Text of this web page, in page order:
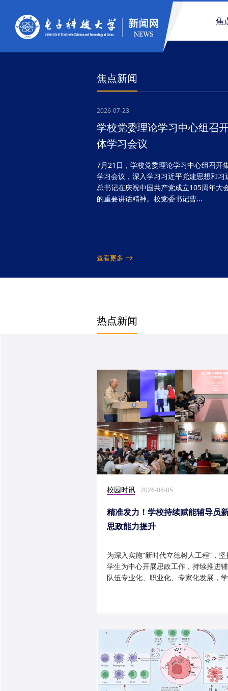
焦
焦点新闻
2026-07-23
学校党委理论学习中心组召
体学习会议
7月21日，学校党委理论学习中心组召开
学习会议，深入学习习近平党建思想和习
总书记在庆祝中国共产党成立105周年大
的重要讲话精神。校党委书记曹...
查看更多
热点新闻
校园时讯 2026-08-05
精准发力！学校持续赋能辅导员
思政能力提升
为深入实施“新时代立德树人工程”，
学生为中心开展思政工作，持续推进
队伍专业化、职业化、专家化发展，